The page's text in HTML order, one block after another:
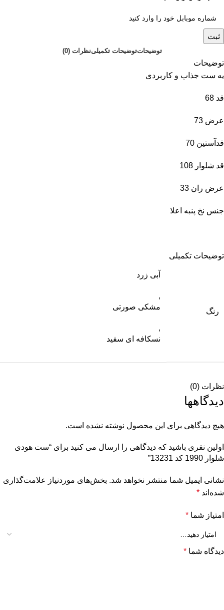
ثبت
توضیحاتتوضیحات تکمیلینظرات (0)
توضیحات
یه ست جذاب و کاربردی
قد 68
عرض 73
قدآستین 70
قد شلوار 108
عرض ران 33
جنس نخ پنبه اعلا
توضیحات تکمیلی
رنگ
آبی زرد
,
مشکی صورتی
,
نسکافه ای سفید
نظرات (0)
دیدگاهها
هیچ دیدگاهی برای این محصول نوشته نشده است.
اولین نفری باشید که دیدگاهی را ارسال می کنید برای “ست هودی
شلوار 1990 کد 13231”
نشانی ایمیل شما منتشر نخواهد شد. بخش‌های موردنیاز علامت‌گذاری
شده‌اند *
امتیاز شما *
دیدگاه شما *